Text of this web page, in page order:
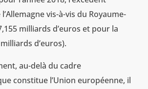
vis-à-vis du Royaume-
milliards d’euros et pour la
d’euros).
au-delà du cadre
constitue l’Union européenne, il